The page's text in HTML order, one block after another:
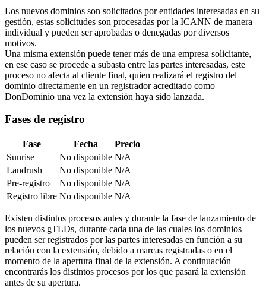
Los nuevos dominios son solicitados por entidades interesadas en su
gestión, estas solicitudes son procesadas por la ICANN de manera
individual y pueden ser aprobadas o denegadas por diversos
motivos.
Una misma extensión puede tener más de una empresa solicitante,
en ese caso se procede a subasta entre las partes interesadas, este
proceso no afecta al cliente final, quien realizará el registro del
dominio directamente en un registrador acreditado como
DonDominio una vez la extensión haya sido lanzada.
Fases de registro
Fase Fecha
Precio
Sunrise
No disponible N/A
Landrush
No disponible N/A
Pre-registro
No disponible N/A
Registro libre No disponible N/A
Existen distintos procesos antes y durante la fase de lanzamiento de
los nuevos gTLDs, durante cada una de las cuales los dominios
pueden ser registrados por las partes interesadas en función a su
relación con la extensión, debido a marcas registradas o en el
momento de la apertura final de la extensión. A continuación
encontrarás los distintos procesos por los que pasará la extensión
antes de su apertura.